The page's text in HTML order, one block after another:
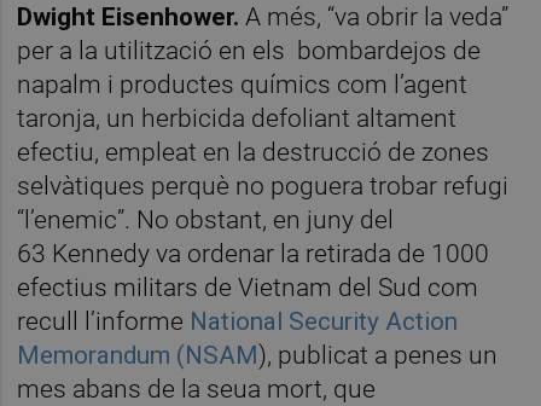
Dwight Eisenhower.A més, “va obrir la veda”
per a la utilització en els bombardejos de
napalm i productes químics com l’agent
taronja, un herbicida defoliant altament
efectiu, empleat en la destrucció de zones
selvàtiques perquè no poguera trobar refugi
“l’enemic”. No obstant, en juny del
63 Kennedy va ordenar la retirada de 1000
efectius militars de Vietnam del Sud com
recull l’informe National Security Action
Memorandum (NSAM), publicat a penes un
mes abans de la seua mort, que